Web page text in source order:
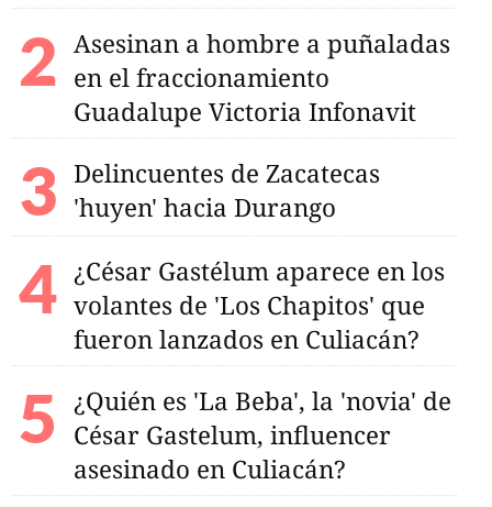
Asesinan a hombre a puñaladas
en el fraccionamiento
Guadalupe Victoria Infonavit
Delincuentes de Zacatecas
'huyen' hacia Durango
¿César Gastélum aparece en los
volantes de 'Los Chapitos' que
fueron lanzados en Culiacán?
¿Quién es 'La Beba', la 'novia' de
César Gastelum, influencer
asesinado en Culiacán?